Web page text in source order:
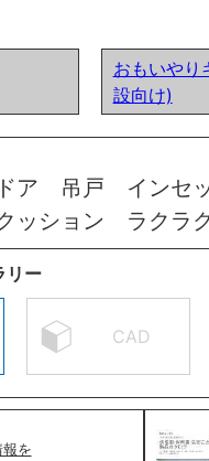
おもいやり
設向け)
ドア 吊戸 イン
ション ラクラク
リー
CAD
報を